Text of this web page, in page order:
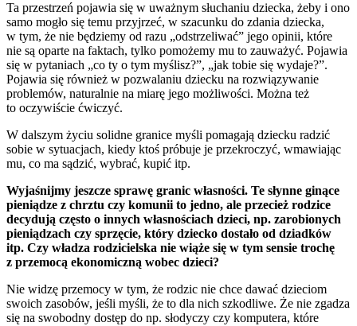
Ta przestrzeń pojawia się w uważnym słuchaniu dziecka, żeby i ono
samo mogło się temu przyjrzeć, w szacunku do zdania dziecka,
w tym, że nie będziemy od razu „odstrzeliwać” jego opinii, które
nie są oparte na faktach, tylko pomożemy mu to zauważyć. Pojawia
się w pytaniach „co ty o tym myślisz?”, „jak tobie się wydaje?”.
Pojawia się również w pozwalaniu dziecku na rozwiązywanie
problemów, naturalnie na miarę jego możliwości. Można też
to oczywiście ćwiczyć.
W dalszym życiu solidne granice myśli pomagają dziecku radzić
sobie w sytuacjach, kiedy ktoś próbuje je przekroczyć, wmawiając
mu, co ma sądzić, wybrać, kupić itp.
Wyjaśnijmy jeszcze sprawę granic własności. Te słynne ginące
pieniądze z chrztu czy komunii to jedno, ale przecież rodzice
decydują często o innych własnościach dzieci, np. zarobionych
pieniądzach czy sprzęcie, który dziecko dostało od dziadków
itp. Czy władza rodzicielska nie wiąże się w tym sensie trochę
z przemocą ekonomiczną wobec dzieci?
Nie widzę przemocy w tym, że rodzic nie chce dawać dzieciom
swoich zasobów, jeśli myśli, że to dla nich szkodliwe. Że nie zgadza
się na swobodny dostęp do np. słodyczy czy komputera, które